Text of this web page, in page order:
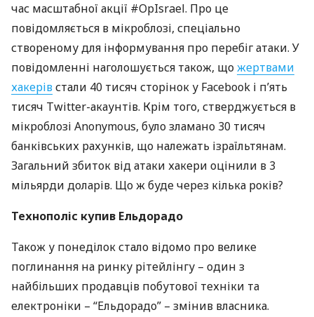
час масштабної акції #OpIsrael. Про це
повідомляється в мікроблозі, спеціально
створеному для інформування про перебіг атаки. У
повідомленні наголошується також, щожертвами
хакерівстали 40 тисяч сторінок у Facebook і п’ять
тисяч Twitter-акаунтів. Крім того, стверджується в
мікроблозі Anonymous, було зламано 30 тисяч
банківських рахунків, що належать ізраїльтянам.
Загальний збиток від атаки хакери оцінили в 3
мільярди доларів. Що ж буде через кілька років?
Технополіс купив Ельдорадо
Також у понеділок стало відомо про велике
поглинання на ринку рітейлінгу – один з
найбільших продавців побутової техніки та
електроніки – “Ельдорадо” – змінив власника.